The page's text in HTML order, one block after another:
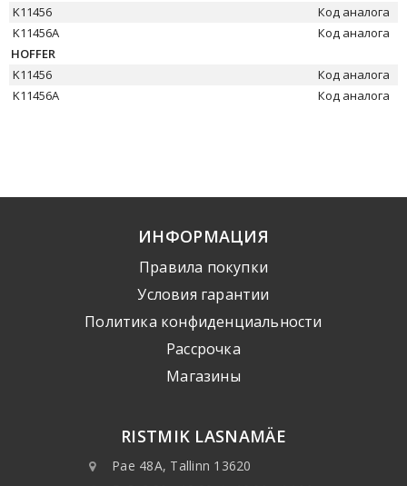
K11456
Код аналога
K11456A
Код аналога
HOFFER
K11456
Код аналога
K11456A
Код аналога
ИНФОРМАЦИЯ
Правила покупки
Условия гарантии
Политика конфиденциальности
Рассрочка
Mагазины
RISTMIK LASNAMÄE
Pae 48A, Tallinn 13620